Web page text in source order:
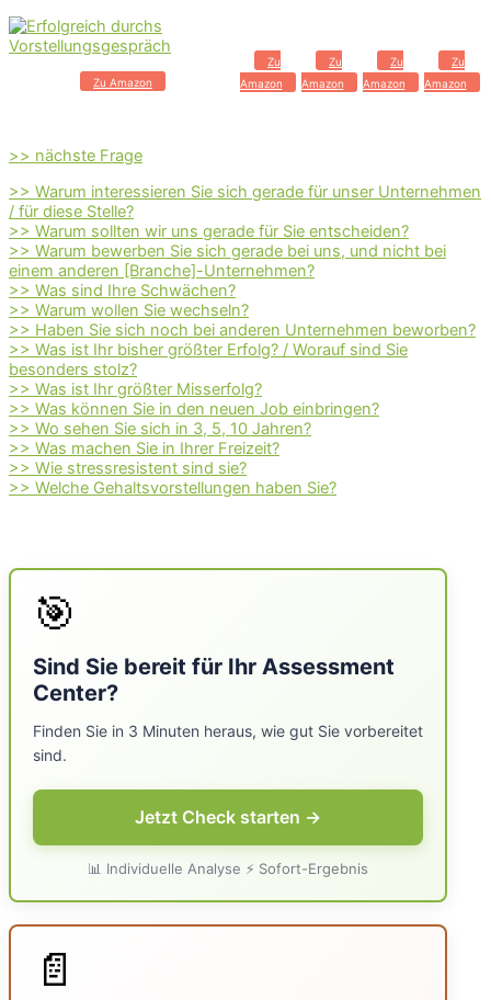
Zu Amazon
Zu
Amazon
Zu
Amazon
Zu
Amazon
Zu
Amazon
>> nächste Frage
>> Warum interessieren Sie sich gerade für unser Unternehmen
/ für diese Stelle?
>> Warum sollten wir uns gerade für Sie entscheiden?
>> Warum bewerben Sie sich gerade bei uns, und nicht bei
einem anderen [Branche]-Unternehmen?
>> Was sind Ihre Schwächen?
>> Warum wollen Sie wechseln?
>> Haben Sie sich noch bei anderen Unternehmen beworben?
>> Was ist Ihr bisher größter Erfolg? / Worauf sind Sie
besonders stolz?
>> Was ist Ihr größter Misserfolg?
>> Was können Sie in den neuen Job einbringen?
>> Wo sehen Sie sich in 3, 5, 10 Jahren?
>> Was machen Sie in Ihrer Freizeit?
>> Wie stressresistent sind sie?
>> Welche Gehaltsvorstellungen haben Sie?
🎯
Sind Sie bereit für Ihr Assessment
Center?
Finden Sie in 3 Minuten heraus, wie gut Sie vorbereitet
sind.
Jetzt Check starten →
📊 Individuelle Analyse ⚡ Sofort-Ergebnis
📄